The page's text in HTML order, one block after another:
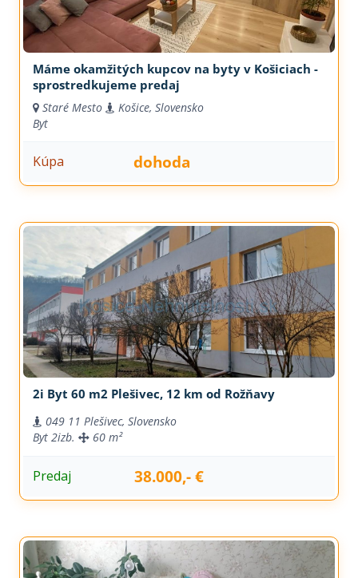
Máme okamžitých kupcov na byty v Košiciach -
sprostredkujeme predaj
Staré Mesto
Košice, Slovensko
Byt
Kúpa dohoda
2i Byt 60 m2 Plešivec, 12 km od Rožňavy
049 11 Plešivec, Slovensko
Byt 2izb. 60 m²
Predaj 38.000,- €